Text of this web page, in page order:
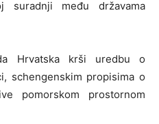
suradnji među državama
Hrvatska krši uredbu o
schengenskim propisima o
pomorskom prostornom